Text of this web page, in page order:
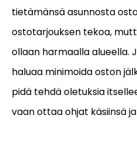
tietämänsä asunnosta
ostotarjouksen tekoa,
ollaan harmaalla alueella.
haluaa minimoida oston
pidä tehdä oletuksia
vaan ottaa ohjat käsiinsä